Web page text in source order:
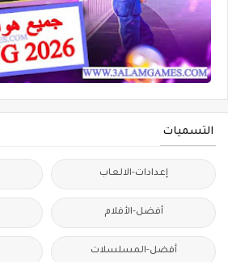
التسميات
إعدادات-الالعاب
أفضل-الأفلام
أفضل-المسلسلات